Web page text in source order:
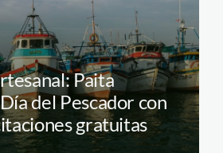
Paita
del Pescador con
gratuitas